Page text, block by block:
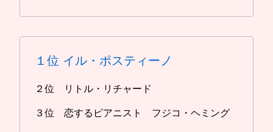
１位 イル・ポスティーノ
２位 リトル・リチャード
３位 恋するピアニスト フジコ・ヘミング